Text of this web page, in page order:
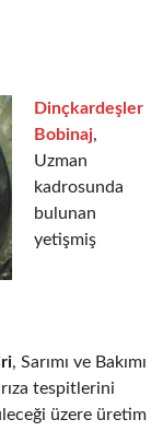
Dinçkardeşler
Bobinaj,
Uzman
kadrosunda
bulunan
yetişmiş
, Sarımı ve Bakımı
tespitlerini
üzere üretim